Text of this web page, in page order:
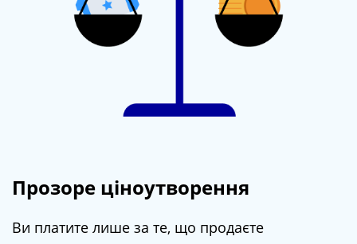
Прозоре ціноутворення
Ви платите лише за те, що продаєте